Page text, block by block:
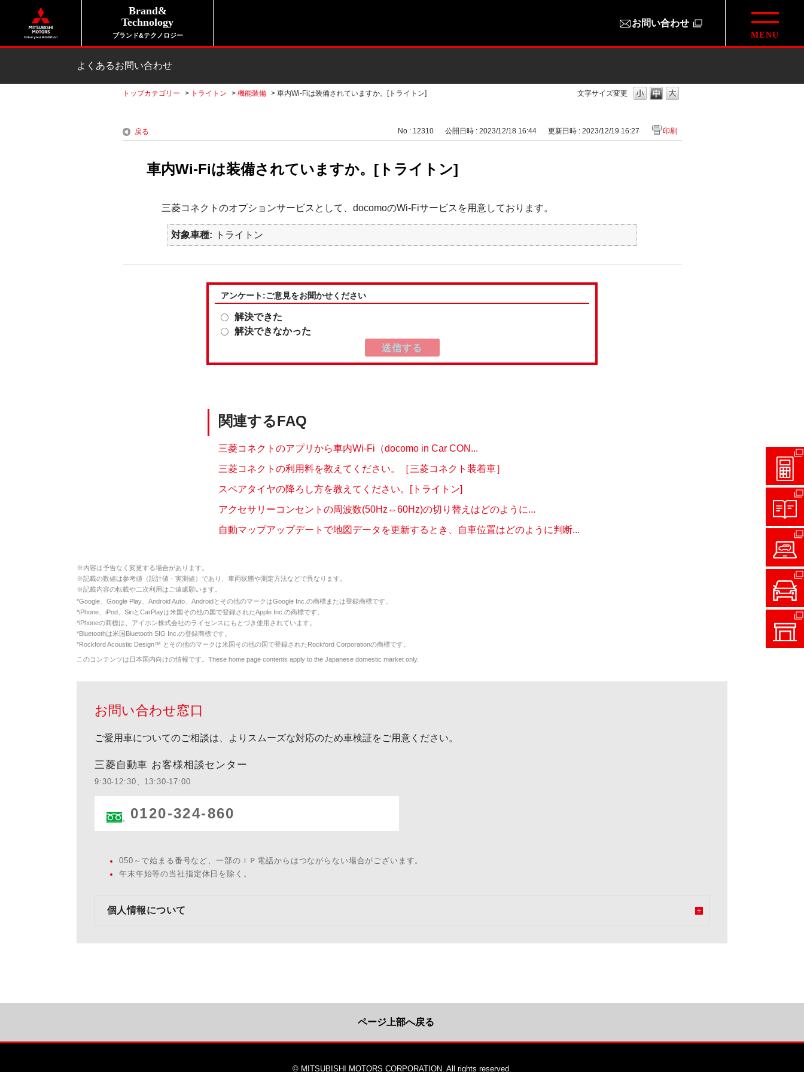
Brand&
Technology
ブランド&テクノロジー
お問い合わせ
よくあるお問い合わせ
文字サイズ変更
トップカテゴリー > トライトン > 機能装備 > 車内Wi-Fiは装備されていますか。[トライトン]
戻る No : 12310 公開日時 : 2023/12/18 16:44 更新日時 : 2023/12/19 16:27 印刷
車内Wi-Fiは装備されていますか。[トライトン]
三菱コネクトのオプションサービスとして、docomoのWi-Fiサービスを用意しております。
対象車種 トライトン
アンケート:ご意見をお聞かせください
解決できた
解決できなかった
関連するFAQ
三菱コネクトのアプリから車内Wi-Fi（docomo in Car CON...
三菱コネクトの利用料を教えてください。［三菱コネクト装着車］
スペアタイヤの降ろし方を教えてください。[トライトン]
アクセサリーコンセントの周波数(50Hz⇔60Hz)の切り替えはどのように...
自動マップアップデートで地図データを更新するとき、自車位置はどのように判断...
※内容は予告なく変更する場合があります。
※記載の数値は参考値（設計値・実測値）であり、車両状態や測定方法などで異なります。
※記載内容の転載や二次利用はご遠慮願います。
*Google、Google Play、Android Auto、Androidとその他のマークはGoogle Inc.の商標または登録商標です。
*iPhone、iPod、SiriとCarPlayは米国その他の国で登録されたApple Inc.の商標です。
*iPhoneの商標は、アイホン株式会社のライセンスにもとづき使用されています。
*Bluetoothは米国Bluetooth SIG Inc.の登録商標です。
*Rockford Acoustic Design™ とその他のマークは米国その他の国で登録されたRockford Corporationの商標です。
このコンテンツは日本国内向けの情報です。These home page contents apply to the Japanese domestic market only.
お問い合わせ窓口
ご愛用車についてのご相談は、よりスムーズな対応のため車検証をご用意ください。
三菱自動車 お客様相談センター
9:30-12:30、13:30-17:00
0120-324-860
050～で始まる番号など、一部のＩＰ電話からはつながらない場合がございます。
年末年始等の当社指定休日を除く。
個人情報について
ページ上部へ戻る
© MITSUBISHI MOTORS CORPORATION. All rights reserved.